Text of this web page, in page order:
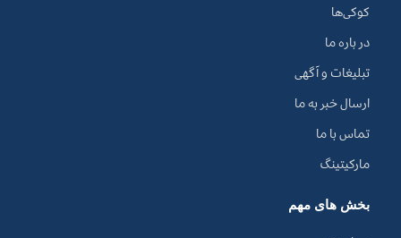
کوکی‌ها
در باره ما
تبلیغات و آگهی
ارسال خبر به ما
تماس با ما
مارکیتینگ
بخش های مهم